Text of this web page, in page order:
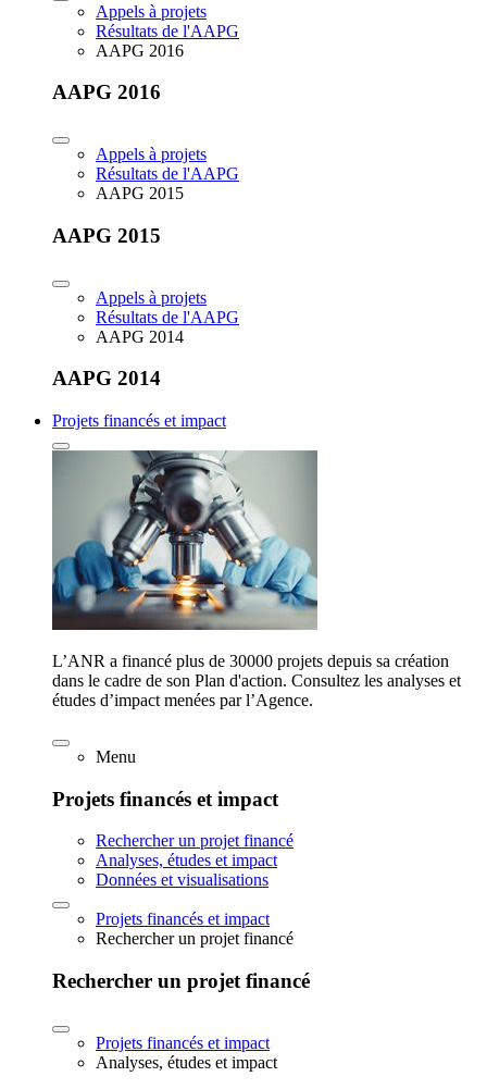
Appels à projets
Résultats de l'AAPG
AAPG 2016
AAPG 2016
Appels à projets
Résultats de l'AAPG
AAPG 2015
AAPG 2015
Appels à projets
Résultats de l'AAPG
AAPG 2014
AAPG 2014
Projets financés et impact
L’ANR a financé plus de 30000 projets depuis sa création
dans le cadre de son Plan d'action. Consultez les analyses et
études d’impact menées par l’Agence.
Menu
Projets financés et impact
Rechercher un projet financé
Analyses, études et impact
Données et visualisations
Projets financés et impact
Rechercher un projet financé
Rechercher un projet financé
Projets financés et impact
Analyses, études et impact